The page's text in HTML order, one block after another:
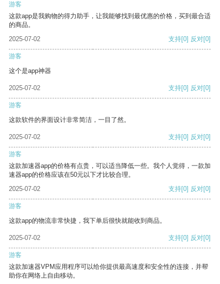
游客
这款app是我购物的得力助手，让我能够找到最优惠的价格，买到最合适
的商品。
2025-07-02
支持[0] 反对[0]
游客
这个是app神器
2025-07-02 支持[0] 反对[0]
游客
这款软件的界面设计非常简洁，一目了然。
2025-07-02 支持[0] 反对[0]
游客
这款加速器app的价格有点贵，可以适当降低一些。我个人觉得，一款加
速器app的价格应该在50元以下才比较合理。
2025-07-02
支持[0] 反对[0]
游客
这款app的物流非常快捷，我下单后很快就能收到商品。
2025-07-02 支持[0] 反对[0]
游客
这款加速器VPM应用程序可以给你提供最高速度和安全性的连接，并帮
助你在网络上自由移动。